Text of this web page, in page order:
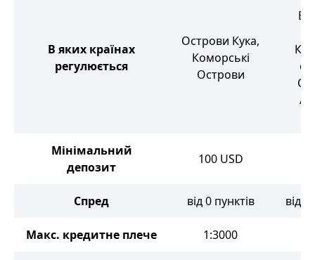
В яких країнах
регулюється
Острови Кука,
Коморські
Острови
Мінімальний
депозит
100 USD
Спред від 0 пунктів від
Макс. кредитне плече 1:3000